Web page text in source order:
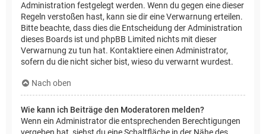
Administration festgelegt werden. Wenn du gegen eine dieser
Regeln verstoßen hast, kann sie dir eine Verwarnung erteilen.
Bitte beachte, dass dies die Entscheidung der Administration
dieses Boards ist und phpBB Limited nichts mit dieser
Verwarnung zu tun hat. Kontaktiere einen Administrator,
sofern du die nicht sicher bist, wieso du verwarnt wurdest.
Nach oben
Wie kann ich Beiträge den Moderatoren melden?
Wenn ein Administrator die entsprechenden Berechtigungen